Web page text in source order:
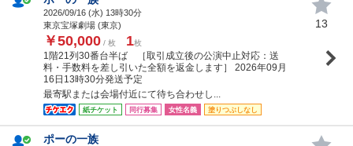
2026/09/16 (水) 13時30分
東京宝塚劇場 (東京)
￥50,000 / 枚 1枚
1階21列30番台半ば ［取引成立後の公演中止対応：送
料・手数料を差し引いた全額を返金します］ 2026年09月
16日13時30分発送予定
最寄駅または会場付近にて待ち合わせし...
紙チケット 同行募集 女性名義 塗りつぶしなし
13
ポーの一族